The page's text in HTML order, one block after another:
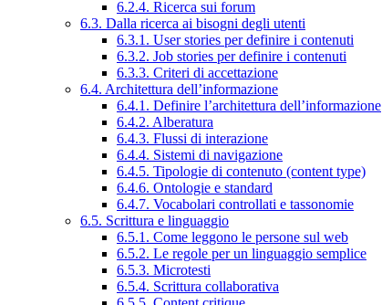
6.2.4. Ricerca sui forum
6.3. Dalla ricerca ai bisogni degli utenti
6.3.1. User stories per definire i contenuti
6.3.2. Job stories per definire i contenuti
6.3.3. Criteri di accettazione
6.4. Architettura dell’informazione
6.4.1. Definire l’architettura dell’informazione
6.4.2. Alberatura
6.4.3. Flussi di interazione
6.4.4. Sistemi di navigazione
6.4.5. Tipologie di contenuto (content type)
6.4.6. Ontologie e standard
6.4.7. Vocabolari controllati e tassonomie
6.5. Scrittura e linguaggio
6.5.1. Come leggono le persone sul web
6.5.2. Le regole per un linguaggio semplice
6.5.3. Microtesti
6.5.4. Scrittura collaborativa